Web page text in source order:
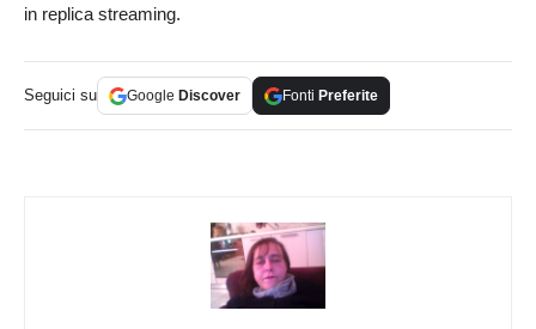
in replica streaming.
Seguici su Google Discover Fonti Preferite